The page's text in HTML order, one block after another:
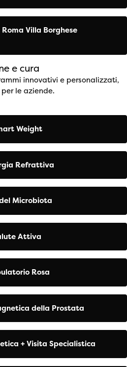
Villa Borghese
e cura
innovativi e personalizzati,
le aziende.
Weight
Refrattiva
Microbiota
Attiva
Rosa
della Prostata
+ Visita Specialistica